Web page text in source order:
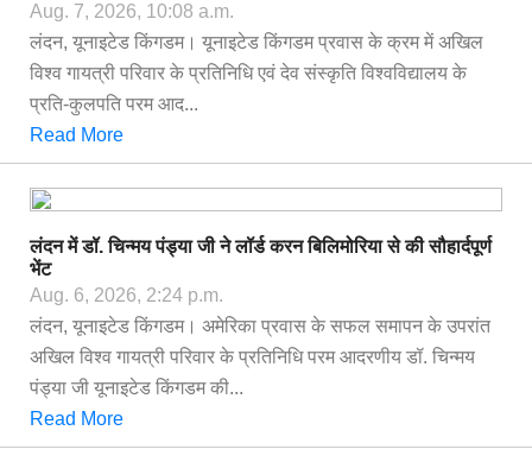
Aug. 7, 2026, 10:08 a.m.
लंदन, यूनाइटेड किंगडम। यूनाइटेड किंगडम प्रवास के क्रम में अखिल
विश्व गायत्री परिवार के प्रतिनिधि एवं देव संस्कृति विश्वविद्यालय के
प्रति-कुलपति परम आद...
Read More
लंदन में डॉ. चिन्मय पंड्या जी ने लॉर्ड करन बिलिमोरिया से की सौहार्दपूर्ण
भेंट
Aug. 6, 2026, 2:24 p.m.
लंदन, यूनाइटेड किंगडम। अमेरिका प्रवास के सफल समापन के उपरांत
अखिल विश्व गायत्री परिवार के प्रतिनिधि परम आदरणीय डॉ. चिन्मय
पंड्या जी यूनाइटेड किंगडम की...
Read More